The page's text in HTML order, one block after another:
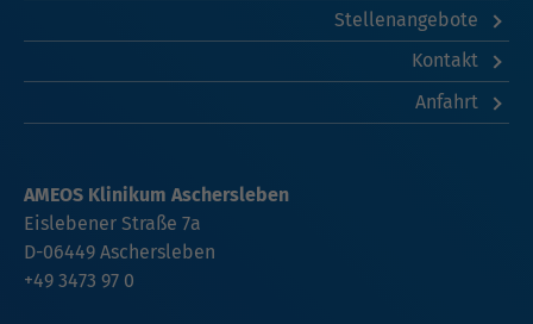
Stellenangebote
Kontakt
Anfahrt
AMEOS Klinikum Aschersleben
Eislebener Straße 7a
D-06449 Aschersleben
+49 3473 97 0